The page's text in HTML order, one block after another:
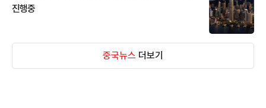
진행중
중국뉴스 더보기